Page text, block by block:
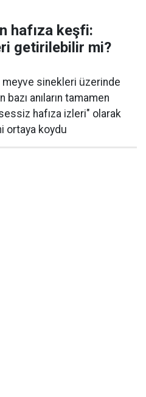
hafıza keşfi:
getirilebilir mi?
meyve sinekleri üzerinde
bazı anıların tamamen
hafıza izleri" olarak
ortaya koydu